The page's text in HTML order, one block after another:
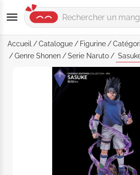
Accueil Catalogue Figurine
Genre Shonen Serie Naruto